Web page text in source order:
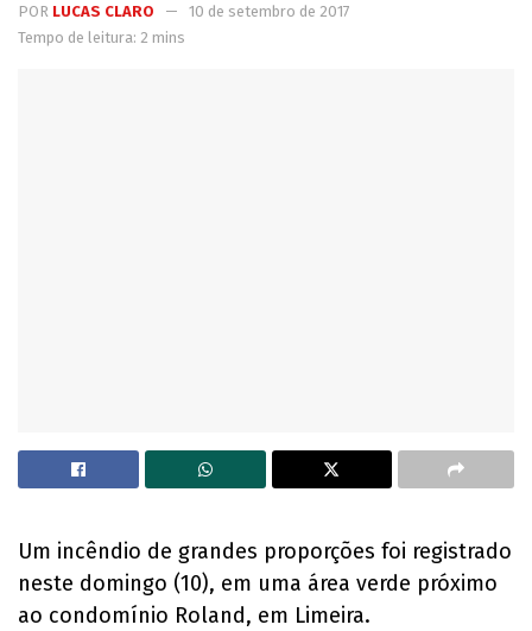
POR LUCAS CLARO
10 de setembro de 2017
Tempo de leitura: 2 mins
Um incêndio de grandes proporções foi registrado
neste domingo (10), em uma área verde próximo
ao condomínio Roland, em Limeira.